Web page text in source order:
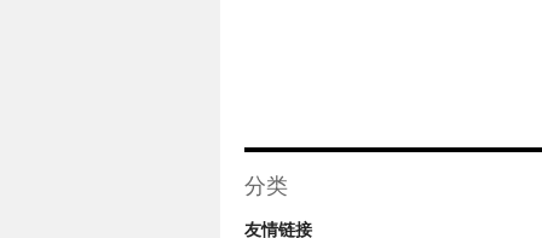
分类
友情链接